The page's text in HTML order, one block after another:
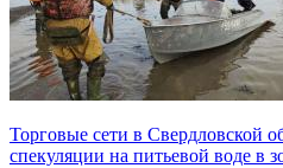
Торговые сети в Свердловской
спекуляции на питьевой воде в